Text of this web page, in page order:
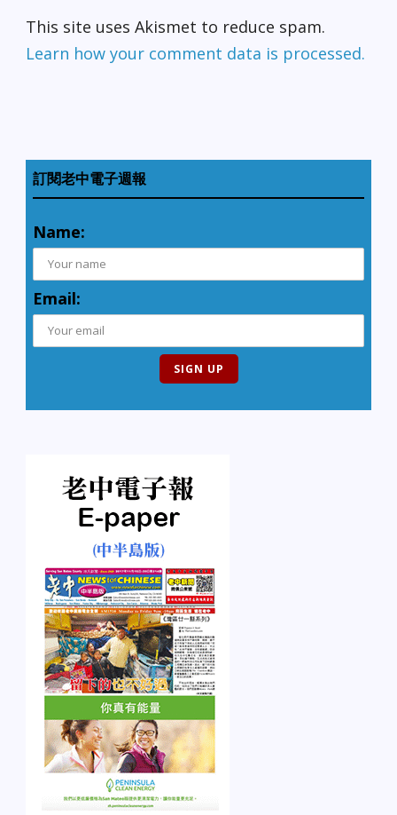
This site uses Akismet to reduce spam.
Learn how your comment data is processed.
訂閱老中電子週報
Name:
Email: